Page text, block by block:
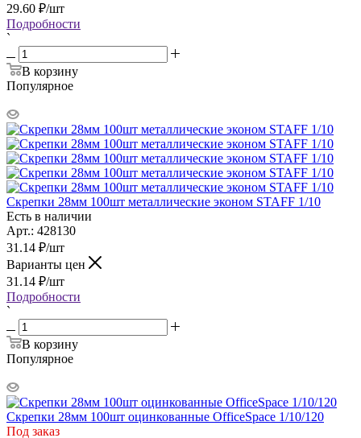
29.60 ₽/шт
Подробности
`
В корзину
Популярное
Скрепки 28мм 100шт металлические эконом STAFF 1/10
Есть в наличии
Арт.: 428130
31.14 ₽/шт
Варианты цен
31.14 ₽/шт
Подробности
`
В корзину
Популярное
Скрепки 28мм 100шт оцинкованные OfficeSpace 1/10/120
Под заказ